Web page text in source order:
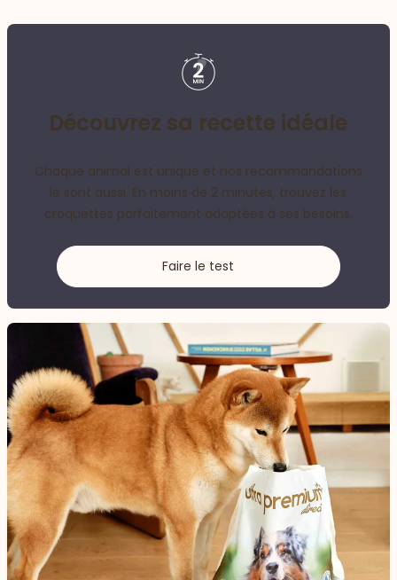
Découvrez sa recette idéale
Chaque animal est unique et nos recommandations
le sont aussi. En moins de 2 minutes, trouvez les
croquettes parfaitement adaptées à ses besoins.
Faire le test